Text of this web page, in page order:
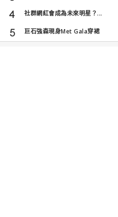
社群網紅會成為未來明星？...
巨石強森現身Met Gala穿裙
子...